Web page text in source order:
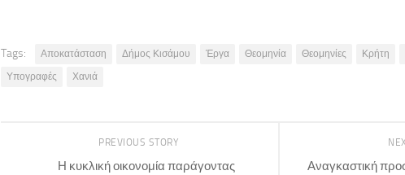
Tags: Αποκατάσταση Δήμος Κισάμου Έργα Θεομηνία Θεομηνίες Κρήτη
Υπογραφές
Χανιά
Αναγκαστική
PREVIOUS STORY
Η κυκλική οικονομία παράγοντας